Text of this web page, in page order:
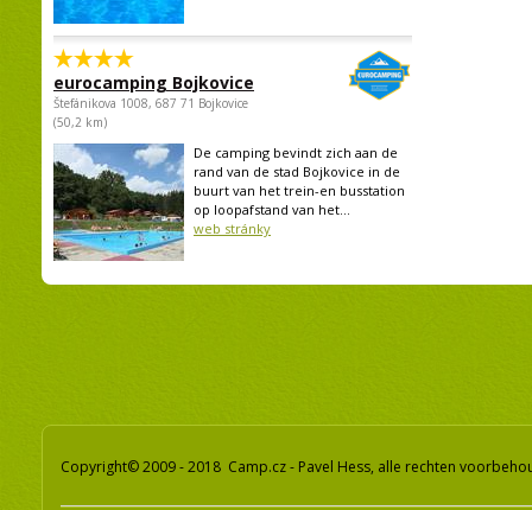
eurocamping Bojkovice
Štefánikova 1008, 687 71 Bojkovice
(50,2 km)
De camping bevindt zich aan de
rand van de stad Bojkovice in de
buurt van het trein-en busstation
op loopafstand van het...
web stránky
Copyright© 2009 - 2018 Camp.cz - Pavel Hess, alle rechten